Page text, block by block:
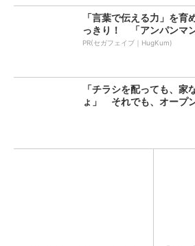
「言葉で伝える力」を育
っきり！ 「アンパンマ
PR(セガフェイブ｜HugKum)
「チラシを配っても、家
ょ」 それでも、オープ